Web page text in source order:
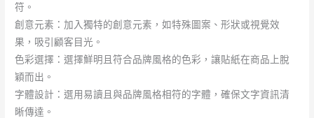
符。
創意元素：加入獨特的創意元素，如特殊圖案、形狀或視覺效
果，吸引顧客目光。
色彩選擇：選擇鮮明且符合品牌風格的色彩，讓貼紙在商品上脫
穎而出。
字體設計：選用易讀且與品牌風格相符的字體，確保文字資訊清
晰傳達。